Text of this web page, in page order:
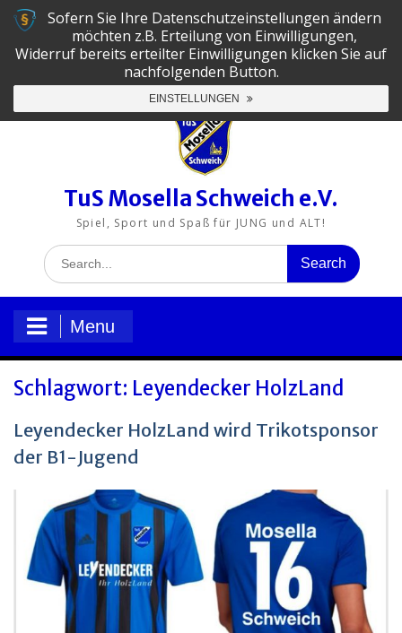
Skip
content
06502-5130 tus@mosella-schweich.de
TuS
Mosella
Schweich
Facebook
TuS
Mosella
Schweich
Instagram
TuS
Mosella
Schweich
e.V.
auf
YouTube
TuS
Mosella
Schweich
e.V.
auf
X
TuS
Mosella
Xing
TuS
Mosella
TuS Mosella Schweich e.V.
Spiel, Sport und Spaß für JUNG und ALT!
Search
for:
Menu
Schlagwort: Leyendecker HolzLand
Leyendecker HolzLand wird Trikotsponsor
der B1-Jugend
Sofern Sie Ihre Datenschutzeinstellungen ändern
möchten z.B. Erteilung von Einwilligungen,
Widerruf bereits erteilter Einwilligungen klicken Sie auf
nachfolgenden Button.
EINSTELLUNGEN